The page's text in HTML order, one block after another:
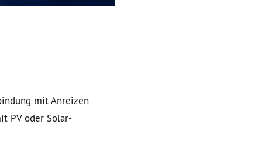
mit Anreizen
PV oder Solar-